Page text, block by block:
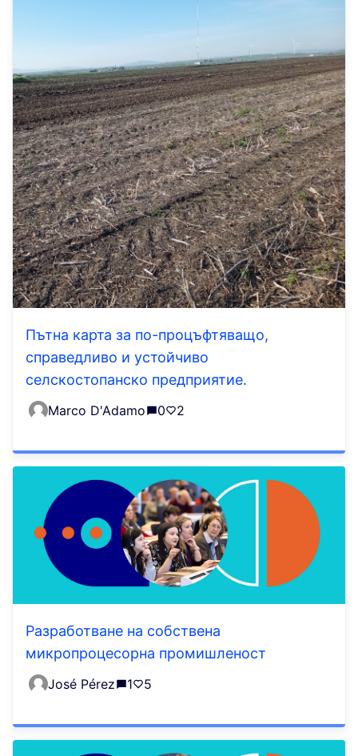
Пътна карта за по-процъфтяващо,
справедливо и устойчиво
селскостопанско предприятие.
Marco D'Adamo 0 2
Разработване на собствена
микропроцесорна промишленост
José Pérez 1 5